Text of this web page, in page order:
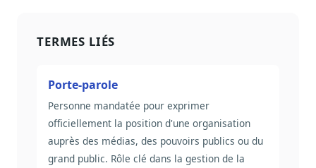
TERMES LIÉS
Porte-parole
Personne mandatée pour exprimer
officiellement la position d'une organisation
auprès des médias, des pouvoirs publics ou du
grand public. Rôle clé dans la gestion de la